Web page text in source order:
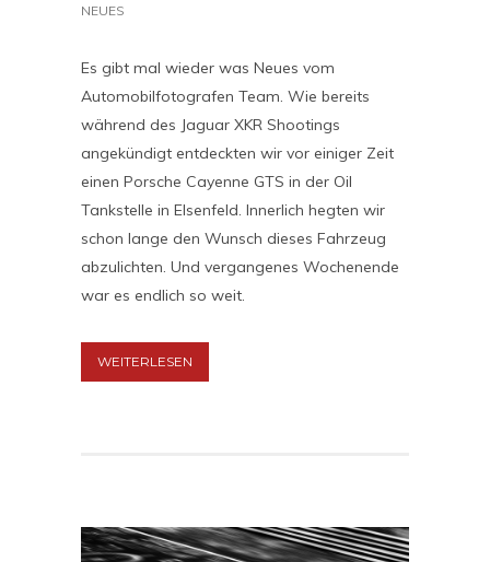
NEUES
Es gibt mal wieder was Neues vom
Automobilfotografen Team. Wie bereits
während des Jaguar XKR Shootings
angekündigt entdeckten wir vor einiger Zeit
einen Porsche Cayenne GTS in der Oil
Tankstelle in Elsenfeld. Innerlich hegten wir
schon lange den Wunsch dieses Fahrzeug
abzulichten. Und vergangenes Wochenende
war es endlich so weit.
WEITERLESEN